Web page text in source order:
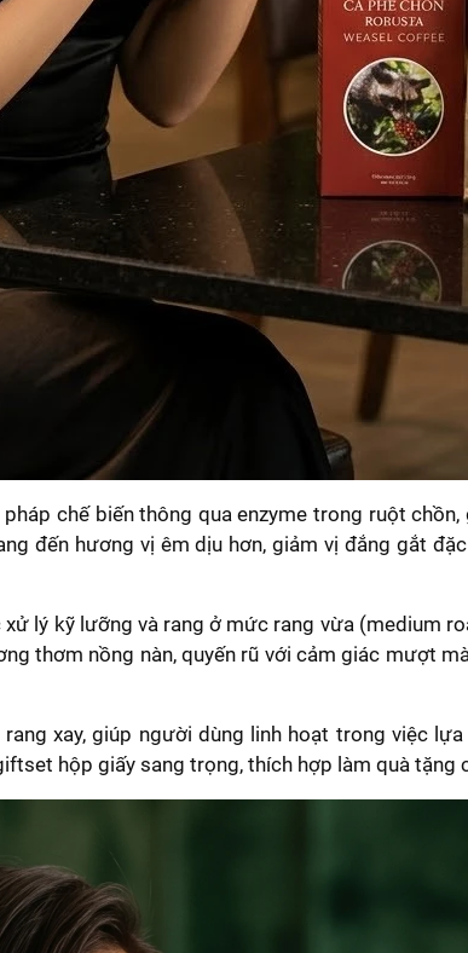
chế biến thông qua enzyme trong ruột
đến hương vị êm dịu hơn, giảm vị đắng gắt
lý kỹ lưỡng và rang ở mức rang vừa (medium
thơm nồng nàn, quyến rũ với cảm giác mượt
xay, giúp người dùng linh hoạt trong việc
hộp giấy sang trọng, thích hợp làm quà tặng